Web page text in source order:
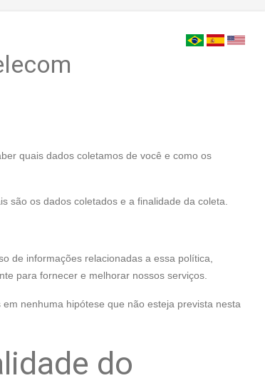
quais dados coletamos de você e como os
são os dados coletados e a finalidade da coleta.
de informações relacionadas a essa política,
para fornecer e melhorar nossos serviços.
nenhuma hipótese que não esteja prevista nesta
do